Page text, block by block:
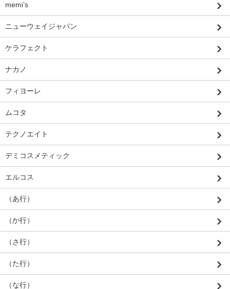
memi’s
ニューウェイジャパン
ケラフェクト
ナカノ
フィヨーレ
ムコタ
テクノエイト
デミコスメティック
エルコス
（あ行）
（か行）
（さ行）
（た行）
（な行）